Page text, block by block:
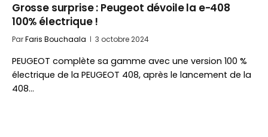
Grosse surprise : Peugeot dévoile la e-408
100% électrique !
ParFaris Bouchaala 3 octobre 2024
PEUGEOT complète sa gamme avec une version 100 %
électrique de la PEUGEOT 408, après le lancement de la
408…